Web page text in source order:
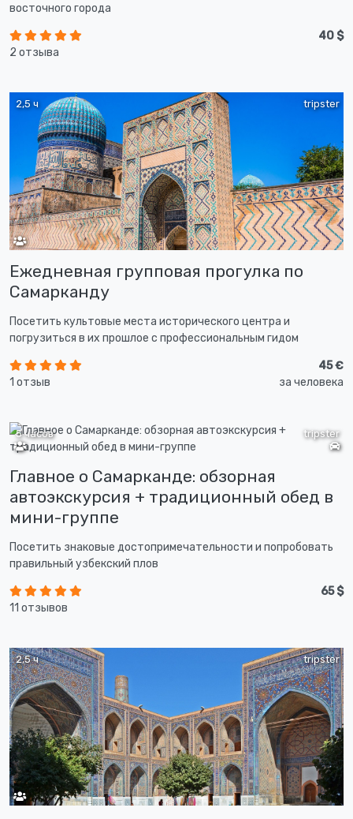
восточного города
2 отзыва
40 $
tripster
2,5 ч
Ежедневная групповая прогулка по
Самарканду
Посетить культовые места исторического центра и
погрузиться в их прошлое с профессиональным гидом
1 отзыв
45 €
за человека
tripster
5 часов
Главное о Самарканде: обзорная
автоэкскурсия + традиционный обед в
мини-группе
Посетить знаковые достопримечательности и попробовать
правильный узбекский плов
11 отзывов
65 $
tripster
2,5 ч